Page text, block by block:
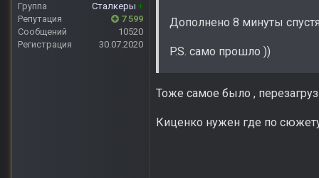
Группа
Сталкеры +
Репутация
7 599
Сообщений
10520
Регистрация
30.07.2020
Дополнено 8 минуты
P.S. само прошло ))
Тоже самое было ,
Киценко нужен где по